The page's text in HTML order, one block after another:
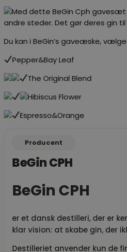
Med dette BeGin Cph gavesæt
andre steder. Det gør deres gin
Du kan i BeGin’s gaveæske,
Pepper&Bay Leaf
The Original Blend
Hibiscus Flower
Espresso&Orange
Producent
BeGin CPH
BeGin CPH
er et dansk destilleri, der er
klar vision: at skabe gin, der
Destilleriet anvender kun de